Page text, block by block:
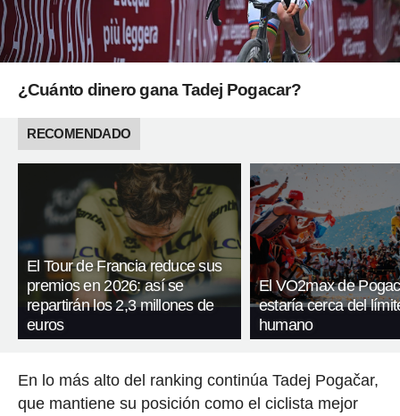
¿Cuánto dinero gana Tadej Pogacar?
RECOMENDADO
El Tour de Francia reduce sus
premios en 2026: así se
repartirán los 2,3 millones de
euros
El VO2max de
estaría cerca del
humano
En lo más alto del ranking continúa Tadej Pogačar,
que mantiene su posición como el ciclista mejor